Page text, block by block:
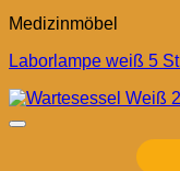
Medizinmöbel
Laborlampe weiß 5